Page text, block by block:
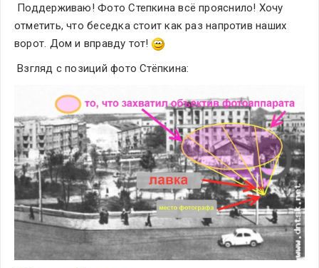
Поддерживаю! Фото Степкина всё прояснило! Хочу
отметить, что беседка стоит как раз напротив наших
ворот. Дом и вправду тот!
Взгляд с позиций фото Стёпкина: